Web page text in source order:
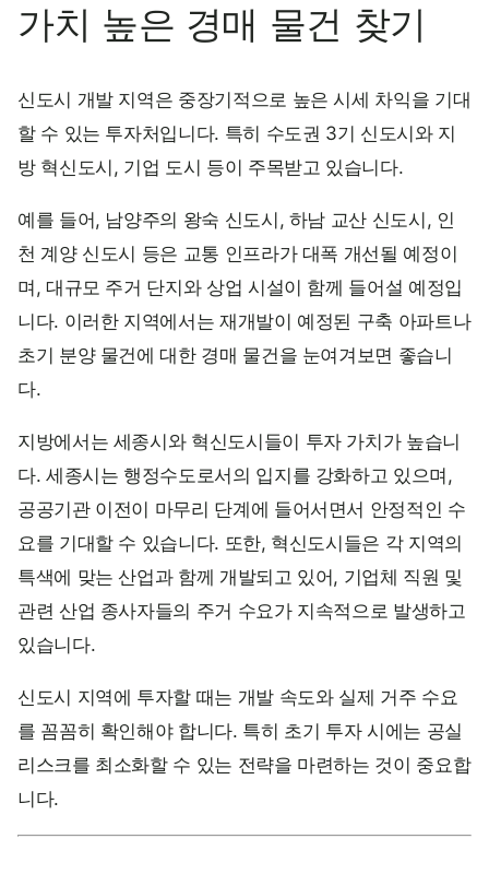
가치 높은 경매 물건 찾기
신도시 개발 지역은 중장기적으로 높은 시세 차익을 기대
할 수 있는 투자처입니다. 특히 수도권 3기 신도시와 지
방 혁신도시, 기업 도시 등이 주목받고 있습니다.
예를 들어, 남양주의 왕숙 신도시, 하남 교산 신도시, 인
천 계양 신도시 등은 교통 인프라가 대폭 개선될 예정이
며, 대규모 주거 단지와 상업 시설이 함께 들어설 예정입
니다. 이러한 지역에서는 재개발이 예정된 구축 아파트나
초기 분양 물건에 대한 경매 물건을 눈여겨보면 좋습니
다.
지방에서는 세종시와 혁신도시들이 투자 가치가 높습니
다. 세종시는 행정수도로서의 입지를 강화하고 있으며,
공공기관 이전이 마무리 단계에 들어서면서 안정적인 수
요를 기대할 수 있습니다. 또한, 혁신도시들은 각 지역의
특색에 맞는 산업과 함께 개발되고 있어, 기업체 직원 및
관련 산업 종사자들의 주거 수요가 지속적으로 발생하고
있습니다.
신도시 지역에 투자할 때는 개발 속도와 실제 거주 수요
를 꼼꼼히 확인해야 합니다. 특히 초기 투자 시에는 공실
리스크를 최소화할 수 있는 전략을 마련하는 것이 중요합
니다.